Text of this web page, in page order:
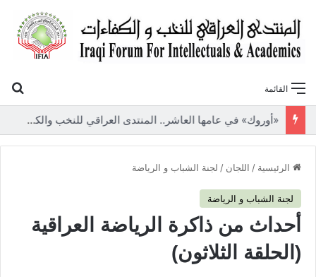
القائمة
«أوروك» في عامها العاشر.. المنتدى العراقي للنخب والكفاءات يصدر عددًا جديدًا ببحوث علمية تعالج قضايا الاقتصاد والطاقة
الرئيسية / اللجان / لجنة الشباب و الرياضة
لجنة الشباب و الرياضة
أحداث من ذاكرة الرياضة العراقية
(الحلقة الثلاثون)